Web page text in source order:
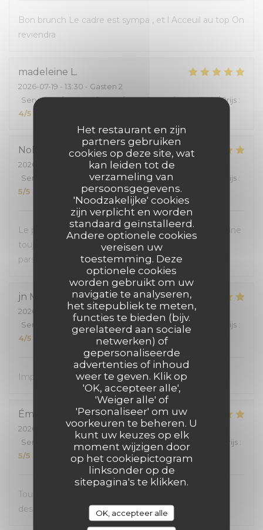
Het restaurant en zijn
partners gebruiken
cookies op deze site, wat
kan leiden tot de
verzameling van
persoonsgegevens.
'Noodzakelijke' cookies
zijn verplicht en worden
standaard geïnstalleerd.
Andere optionele cookies
vereisen uw
toestemming. Deze
optionele cookies
worden gebruikt om uw
navigatie te analyseren,
het sitepubliek te meten,
functies te bieden (bijv.
gerelateerd aan sociale
netwerken) of
gepersonaliseerde
advertenties of inhoud
weer te geven. Klik op
'OK, accepteer alle',
'Weiger alle' of
'Personaliseer' om uw
voorkeuren te beheren. U
kunt uw keuzes op elk
moment wijzigen door
op het cookiepictogram
linksonder op de
sitepagina's te klikken.
OK, accepteer alle
Bon brunch Le cadre est sympa , et l Acceuil au top On
reviendra
madeleine L
2026-07-19 - 13:30 - Gasten 2
Service:5/5 Atmosfeer:5/5 Keuken:5/5 Kwaliteit / Prijs :
4/5
Nolwenn V
2026-07-10
- 19:00 - Gasten 2
Service
Atmosfeer:5/5 Keuken:5/5 Kwaliteit / Prijs :
5/5
Le personnel est toujours aussi accueillant et la cuisine
toujours bonne. La salle climatisée était appréciable
pars ces fortes chaleurs.
jn M
2026-07-06
- 12:00 - Gasten 3
Service
Atmosfeer 5 /5 Kwaliteit / Prijs :
4/5
Impec, comme d'habitude
Émilie
2026-07-02
- 20:30 - Gasten 5
Service
Keuken : 5 Kwaliteit / Prijs :
5/5
Tout était très bon, les cocktails comme l'ensemble
des plats.